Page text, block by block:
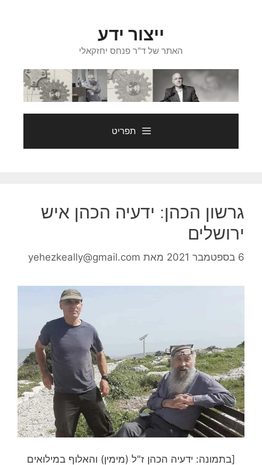
ייצור ידע
האתר של ד"ר פנחס יחזקאלי
תפריט
גרשון הכהן: ידעיה הכהן איש
ירושלים
6 בספטמבר 2021 מאת yehezkeally@gmail.com
[בתמונה: ידעיה הכהן ז"ל (מימין) והאלוף במילואים